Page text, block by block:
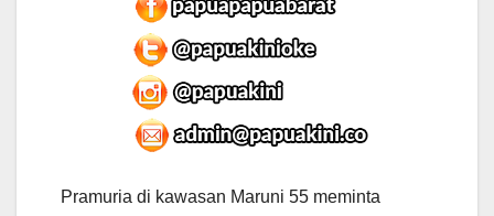
Pramuria di kawasan Maruni 55 meminta